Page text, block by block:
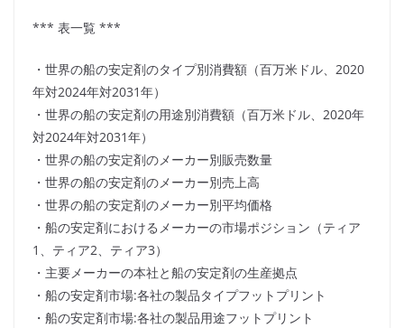
*** 表一覧 ***
・世界の船の安定剤のタイプ別消費額（百万米ドル、2020
年対2024年対2031年）
・世界の船の安定剤の用途別消費額（百万米ドル、2020年
対2024年対2031年）
・世界の船の安定剤のメーカー別販売数量
・世界の船の安定剤のメーカー別売上高
・世界の船の安定剤のメーカー別平均価格
・船の安定剤におけるメーカーの市場ポジション（ティア
1、ティア2、ティア3）
・主要メーカーの本社と船の安定剤の生産拠点
・船の安定剤市場:各社の製品タイプフットプリント
・船の安定剤市場:各社の製品用途フットプリント